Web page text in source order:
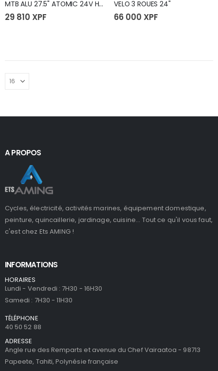
MTB ALU 27.5" ATOMIC 24V HYDRAULIQUE
29 810 XPF
VELO 3 ROUES 24"
66 000 XPF
A PROPOS
Cycles, électricité, activités marines, équipement domestique,
peinture, quincaillerie, jardinage, cuisine... Tout ce qu'il vous faut,
c'est chez Ets AMING !
INFORMATIONS
HORAIRES
Lundi - Vendredi : 7H30 - 16H30
Samedi : 7H30 - 11H30
TÉLÉPHONE
40 50 52 88
ADRESSE
Angle rue des Remparts et avenue du Chef Vairaatoa - 98713
Papeete, Tahiti, Polynésie française